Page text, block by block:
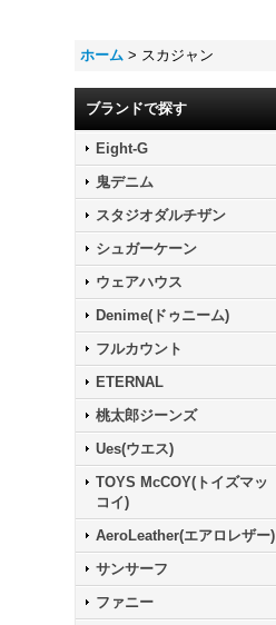
ホーム > スカジャン
ブランドで探す
Eight-G
鬼デニム
スタジオダルチザン
シュガーケーン
ウェアハウス
Denime(ドゥニーム)
フルカウント
ETERNAL
桃太郎ジーンズ
Ues(ウエス)
TOYS McCOY(トイズマッ
コイ)
AeroLeather(エアロレザー)
サンサーフ
ファニー